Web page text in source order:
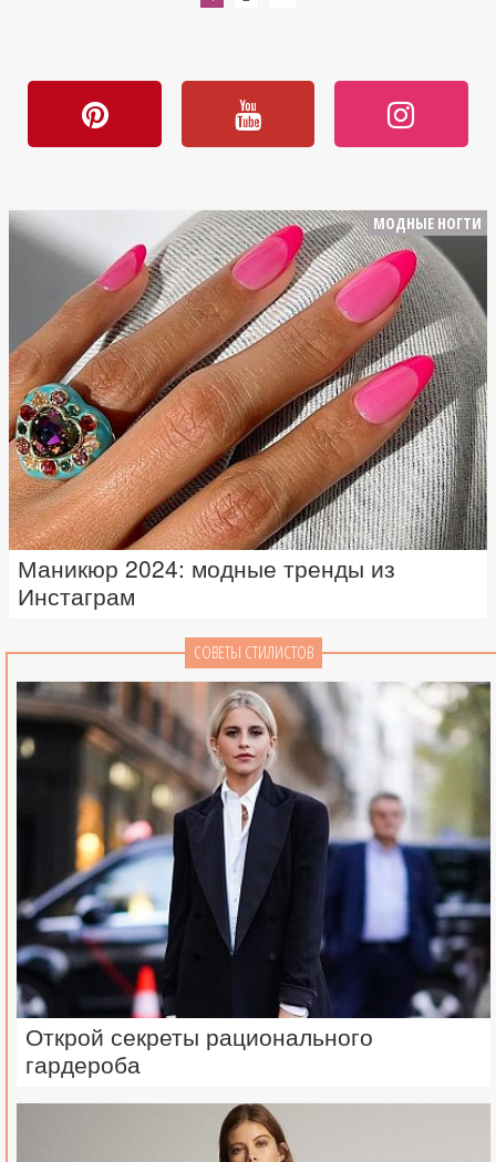
МОДНЫЕ НОГТИ
Маникюр 2024: модные тренды из
Инстаграм
СОВЕТЫ СТИЛИСТОВ
Открой секреты рационального
гардероба